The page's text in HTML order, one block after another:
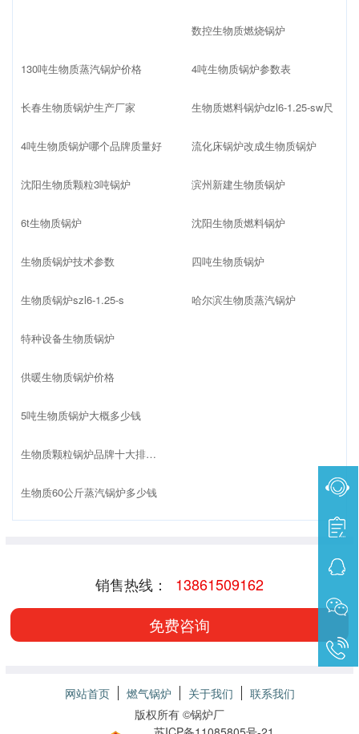
数控生物质燃烧锅炉
130吨生物质蒸汽锅炉价格
长春生物质锅炉生产厂家
4吨生物质锅炉哪个品牌质量好
沈阳生物质颗粒3吨锅炉
6t生物质锅炉
生物质锅炉技术参数
4吨生物质锅炉参数表
生物质燃料锅炉dzl6-1.25-sw尺
流化床锅炉改成生物质锅炉
滨州新建生物质锅炉
沈阳生物质燃料锅炉
四吨生物质锅炉
生物质锅炉szl6-1.25-s
特种设备生物质锅炉
供暖生物质锅炉价格
5吨生物质锅炉大概多少钱
生物质颗粒锅炉品牌十大排名榜
生物质60公斤蒸汽锅炉多少钱
哈尔滨生物质蒸汽锅炉
销售热线： 13861509162
免费咨询
网站首页 燃气锅炉 关于我们
联系我们
版权所有 ©锅炉厂